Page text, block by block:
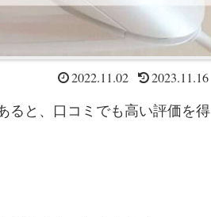
2022.11.02 2023.11.16
ると、口コミでも高い評価を得